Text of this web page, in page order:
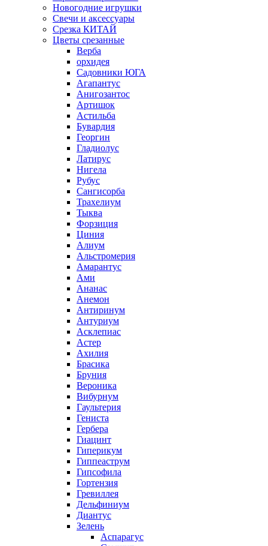
Новогодние игрушки
Свечи и аксессуары
Срезка КИТАЙ
Цветы срезанные
Верба
орхидея
Садовники ЮГА
Агапантус
Анигозантос
Артишок
Астильба
Бувардия
Георгин
Гладиолус
Латирус
Нигела
Рубус
Сангисорба
Трахелиум
Тыква
Форзиция
Циния
Алиум
Альстромерия
Амарантус
Ами
Ананас
Анемон
Антиринум
Антуриум
Асклепиас
Астер
Ахилия
Брасика
Бруния
Вероника
Вибурнум
Гаультерия
Гениста
Гербера
Гиацинт
Гиперикум
Гиппеаструм
Гипсофила
Гортензия
Гревиллея
Дельфиниум
Диантус
Зелень
Аспарагус